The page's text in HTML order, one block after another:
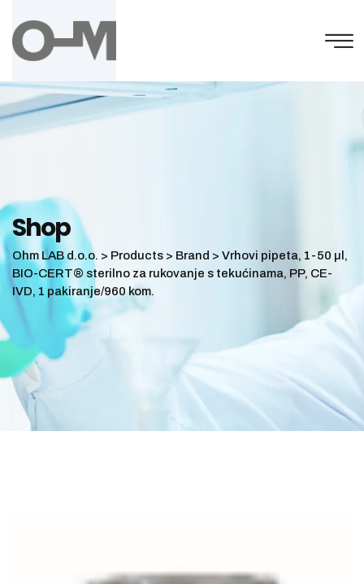
content
Shop
Ohm LAB d.o.o. > Products > Brand > Vrhovi pipeta, 1-50 µl,
BIO-CERT® sterilno za rukovanje s tekućinama, PP, CE-
IVD, 1 pakiranje/960 kom.